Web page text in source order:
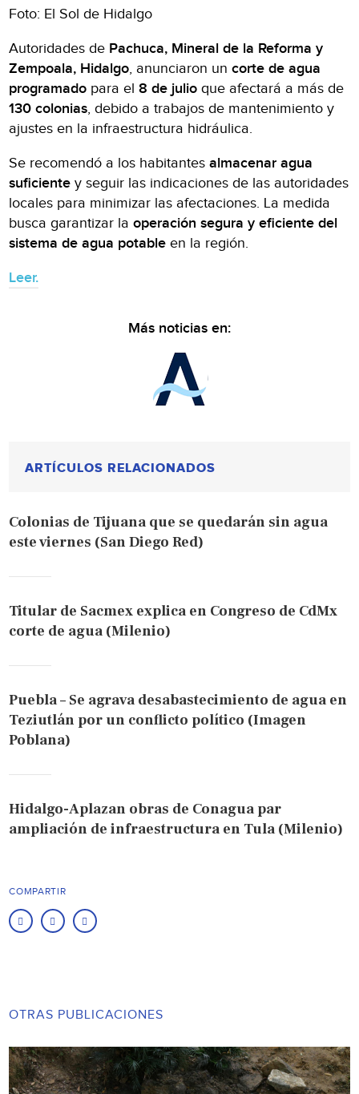
Foto: El Sol de Hidalgo
Autoridades de Pachuca, Mineral de la Reforma y
Zempoala, Hidalgo, anunciaron uncorte de agua
programado para el8 de julio que afectará a más de
130 colonias, debido a trabajos de mantenimiento y
ajustes en la infraestructura hidráulica.
Se recomendó a los habitantesalmacenar agua
suficiente y seguir las indicaciones de las autoridades
locales para minimizar las afectaciones. La medida
busca garantizar laoperación segura y eficiente del
sistema de agua potable en la región.
Leer.
Más noticias en:
ARTÍCULOS RELACIONADOS
Colonias de Tijuana que se quedarán sin agua
este viernes (San Diego Red)
Titular de Sacmex explica en Congreso de CdMx
corte de agua (Milenio)
Puebla – Se agrava desabastecimiento de agua en
Teziutlán por un conflicto político (Imagen
Poblana)
Hidalgo-Aplazan obras de Conagua par
ampliación de infraestructura en Tula (Milenio)
COMPARTIR
OTRAS PUBLICACIONES